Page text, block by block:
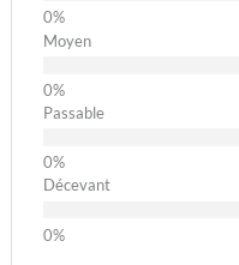
Moyen
Passable
Décevant